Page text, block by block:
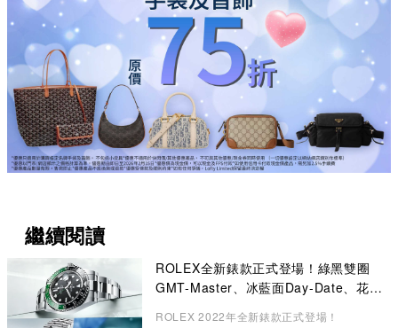
繼續閱讀
ROLEX全新錶款正式登場！綠黑雙圈
GMT-Master、冰藍面Day-Date、花卉
ROLEX 2022年全新錶款正式登場！